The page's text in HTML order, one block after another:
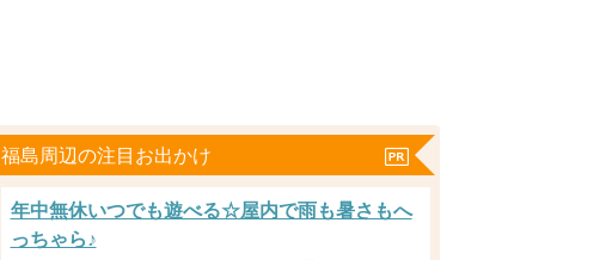
福島周辺の注目お出かけ
年中無休いつでも遊べる☆屋内で雨も暑さもへ
っちゃら♪